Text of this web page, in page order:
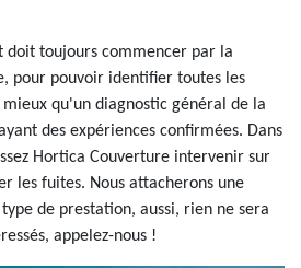
doit toujours commencer par la
pour pouvoir identifier toutes les
qu'un diagnostic général de la
des expériences confirmées. Dans
Hortica Couverture intervenir sur
les fuites. Nous attacherons une
de prestation, aussi, rien ne sera
appelez-nous !